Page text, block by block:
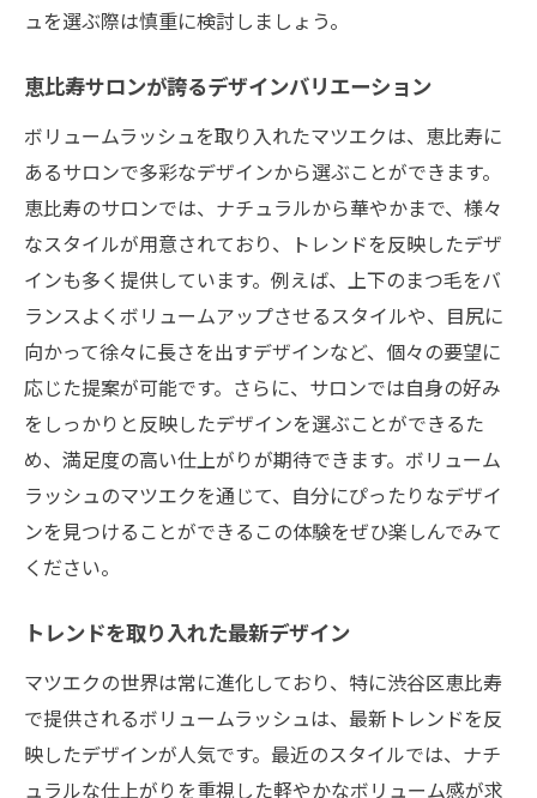
ュを選ぶ際は慎重に検討しましょう。
恵比寿サロンが誇るデザインバリエーション
ボリュームラッシュを取り入れたマツエクは、恵比寿に
あるサロンで多彩なデザインから選ぶことができます。
恵比寿のサロンでは、ナチュラルから華やかまで、様々
なスタイルが用意されており、トレンドを反映したデザ
インも多く提供しています。例えば、上下のまつ毛をバ
ランスよくボリュームアップさせるスタイルや、目尻に
向かって徐々に長さを出すデザインなど、個々の要望に
応じた提案が可能です。さらに、サロンでは自身の好み
をしっかりと反映したデザインを選ぶことができるた
め、満足度の高い仕上がりが期待できます。ボリューム
ラッシュのマツエクを通じて、自分にぴったりなデザイ
ンを見つけることができるこの体験をぜひ楽しんでみて
ください。
トレンドを取り入れた最新デザイン
マツエクの世界は常に進化しており、特に渋谷区恵比寿
で提供されるボリュームラッシュは、最新トレンドを反
映したデザインが人気です。最近のスタイルでは、ナチ
ュラルな仕上がりを重視した軽やかなボリューム感が求